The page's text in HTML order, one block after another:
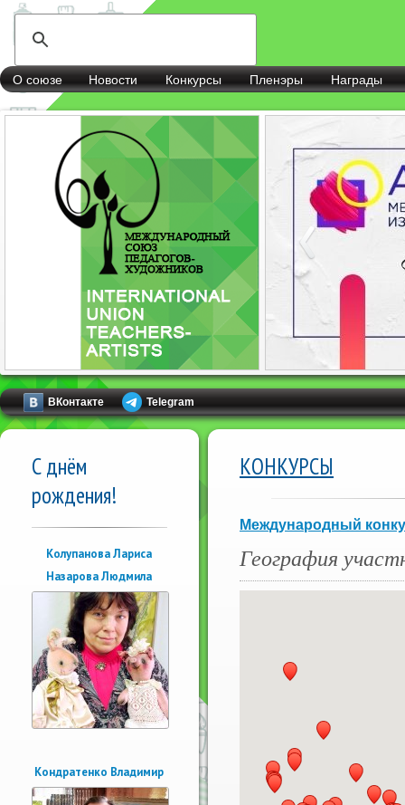
О союзе Новости Конкурсы Пленэры Награды
ВКонтакте Telegram
С днём
рождения!
Колупанова Лариса
Назарова Людмила
Кондратенко Владимир
КОНКУРСЫ
Международный
География